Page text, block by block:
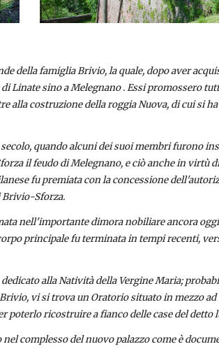
della famiglia Brivio, la quale, dopo aver
Linate sino a Melegnano . Essi promossero
alla costruzione della roggia Nuova, di cui si
quando alcuni dei suoi membri furono
il feudo di Melegnano, e ciò anche in
fu premiata con la concessione
Brivio-Sforza.
nell'importante dimora nobiliare ancora
principale fu terminata in tempi recenti,
alla Natività della Vergine Maria;
vi si trova un Oratorio situato in mezzo
ricostruire a fianco delle case del detto
complesso del nuovo palazzo come è